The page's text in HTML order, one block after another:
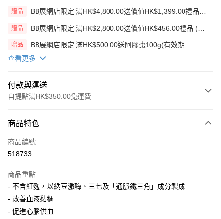
贈品
BB展網店限定 滿HK$4,800.00送價值HK$1,399.00禮品
贈品
BB展網店限定 滿HK$2,800.00送價值HK$456.00禮品 (贈
贈品
BB展網店限定 滿HK$500.00送阿膠棗100g(有效期:
12/12/26)(贈品)(送完即止）
查看更多
付款與運送
自提點滿HK$350.00免運費
信用卡
AlipayHK
WeChat Pay
送貨方式
商品特色
商品編號
518733
商品重點
- 不含紅麴，以納豆激酶、三七及「通脈鐵三角」成分製成
- 改善血液黏稠
- 促進心腦供血